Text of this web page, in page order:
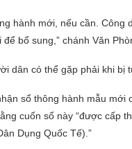
hành mới, nếu cần. Công
bổ sung,” chánh Văn
dân có thể gặp phải khi bị
sổ thông hành mẫu mới
cuốn sổ này “được cấp
Dụng Quốc Tế).”